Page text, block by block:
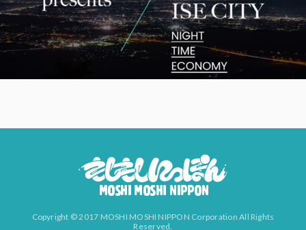
Copyright © 2017 MOSHI MOSHI NIPPON Corporation All Rights
Reserved.